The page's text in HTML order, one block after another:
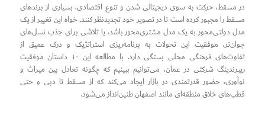
در مسقط، حرکت به سوی دیجیتالی شدن و تنوع اقتصادی، بسیاری از برندهای
مسقط را مجبور کرده است تا در تصویر خود تجدیدنظر کنند. خواه این تغییر از یک
مدل دولتی‌محور به یک مدل مشتری‌محور باشد، یا تلاشی برای جذب نسل‌های
جوان‌تر، موفقیت این تحولات به برنامه‌ریزی استراتژیک و درک عمیق از
تفاوت‌های فرهنگی محلی بستگی دارد. با مطالعه این ۱۰ داستان موفقیت
ریبرندینگ شرکتی در عمان، می‌توانیم ببینیم که چگونه تعادل بین میراث و
نوآوری، حضور قدرتمندی در بازار ایجاد می‌کند که از مسقط تا دبی و حتی
قطب‌های خلاق منطقه‌ای مانند اصفهان طنین‌انداز می‌شود.